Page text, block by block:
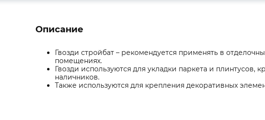
Описание
Гвозди стройбат – рекомендуется применять в
помещениях.
Гвозди используются для укладки паркета и плинтусов,
наличников.
Также используются для крепления декоративных